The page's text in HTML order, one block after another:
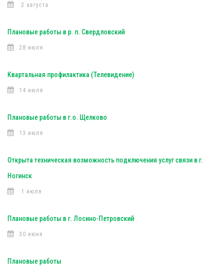
2 августа
Плановые работы в р. п. Свердловский
28 июля
Квартальная профилактика (Телевидение)
14 июля
Плановые работы в г.о. Щелково
13 июля
Открыта техническая возможность подключения услуг связи в г.
Ногинск
1 июля
Плановые работы в г. Лосино-Петровский
30 июня
Плановые работы